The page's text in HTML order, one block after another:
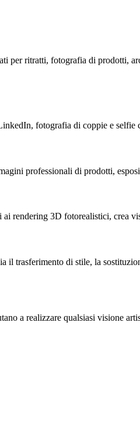
per ritratti, fotografia di prodotti,
fotografia di coppie e
professionali di prodotti,
rendering 3D fotorealistici, crea
trasferimento di stile, la
a realizzare qualsiasi visione